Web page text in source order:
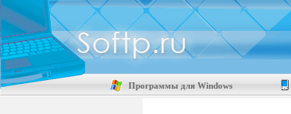
Программы для Windows